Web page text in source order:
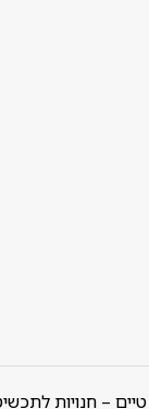
– חנויות לתכשיטים